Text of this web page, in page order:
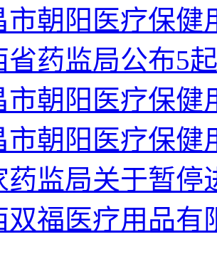
市朝阳医疗保健
省药监局公布5
市朝阳医疗保健
市朝阳医疗保健
药监局关于暂
福医疗用品有